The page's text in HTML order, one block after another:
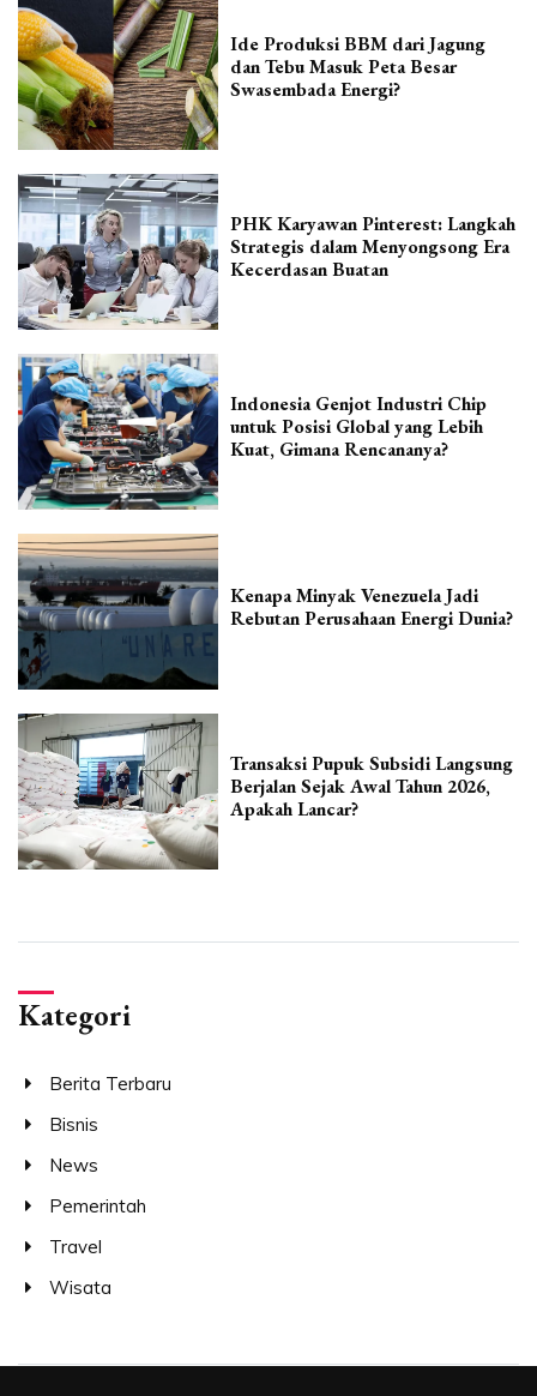
Ide Produksi BBM dari Jagung
dan Tebu Masuk Peta Besar
Swasembada Energi?
PHK Karyawan Pinterest: Langkah
Strategis dalam Menyongsong Era
Kecerdasan Buatan
Indonesia Genjot Industri Chip
untuk Posisi Global yang Lebih
Kuat, Gimana Rencananya?
Kenapa Minyak Venezuela Jadi
Rebutan Perusahaan Energi Dunia?
Transaksi Pupuk Subsidi Langsung
Berjalan Sejak Awal Tahun 2026,
Apakah Lancar?
Kategori
Berita Terbaru
Bisnis
News
Pemerintah
Travel
Wisata